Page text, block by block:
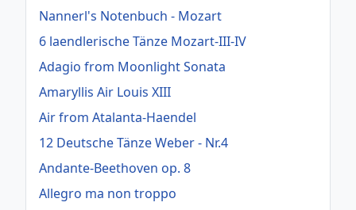
Nannerl's Notenbuch - Mozart
6 laendlerische Tänze Mozart-III-IV
Adagio from Moonlight Sonata
Amaryllis Air Louis XIII
Air from Atalanta-Haendel
12 Deutsche Tänze Weber - Nr.4
Andante-Beethoven op. 8
Allegro ma non troppo